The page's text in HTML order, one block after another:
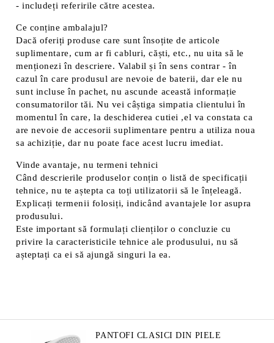
- includeți referirile către acestea.
Ce conține ambalajul?
Dacă oferiți produse care sunt însoțite de articole
suplimentare, cum ar fi cabluri, căști, etc., nu uita să le
menționezi în descriere. Valabil și în sens contrar - în
cazul în care produsul are nevoie de baterii, dar ele nu
sunt incluse în pachet, nu ascunde această informație
consumatorilor tăi. Nu vei câștiga simpatia clientului în
momentul în care, la deschiderea cutiei ,el va constata ca
are nevoie de accesorii suplimentare pentru a utiliza noua
sa achiziție, dar nu poate face acest lucru imediat.
Vinde avantaje, nu termeni tehnici
Când descrierile produselor conțin o listă de specificații
tehnice, nu te aștepta ca toți utilizatorii să le înțeleagă.
Explicați termenii folosiți, indicând avantajele lor asupra
produsului.
Este important să formulați clienților o concluzie cu
privire la caracteristicile tehnice ale produsului, nu să
așteptați ca ei să ajungă singuri la ea.
PANTOFI CLASICI DIN PIELE